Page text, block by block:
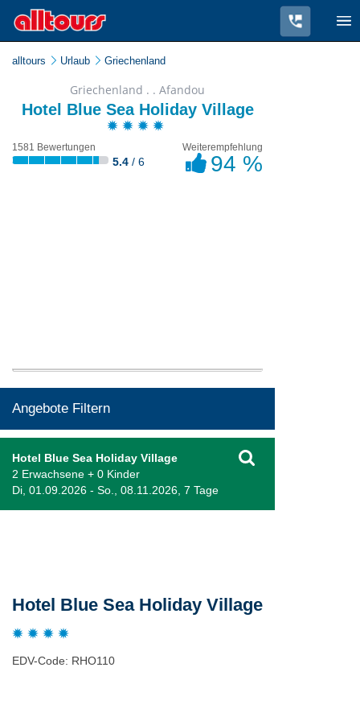
alltours Urlaub Griechenland
Griechenland . . Afandou
Hotel Blue Sea Holiday Village
1581 Bewertungen
5.4 / 6
Weiterempfehlung
94 %
Angebote Filtern
Hotel Blue Sea Holiday Village
2 Erwachsene + 0 Kinder
Di, 01.09.2026 - So., 08.11.2026, 7 Tage
Hotel Blue Sea Holiday Village
EDV-Code: RHO110